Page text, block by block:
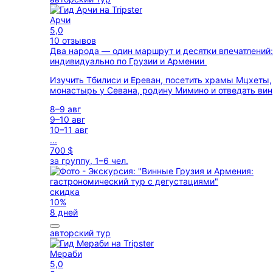
Арчи
5,0
10 отзывов
Два народа — один маршрут и десятки впечатлений:
индивидуально по Грузии и Армении
Изучить Тбилиси и Ереван, посетить храмы Мцхеты,
монастырь у Севана, родину Мимино и отведать вин
8–9 авг
9–10 авг
10–11 авг
...
700 $
за группу, 1–6 чел.
скидка
10%
8 дней
авторский тур
Мераби
5,0